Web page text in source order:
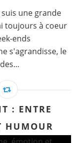
une grande
toujours à coeur
ends
s'agrandisse, le
: ENTRE
HUMOUR